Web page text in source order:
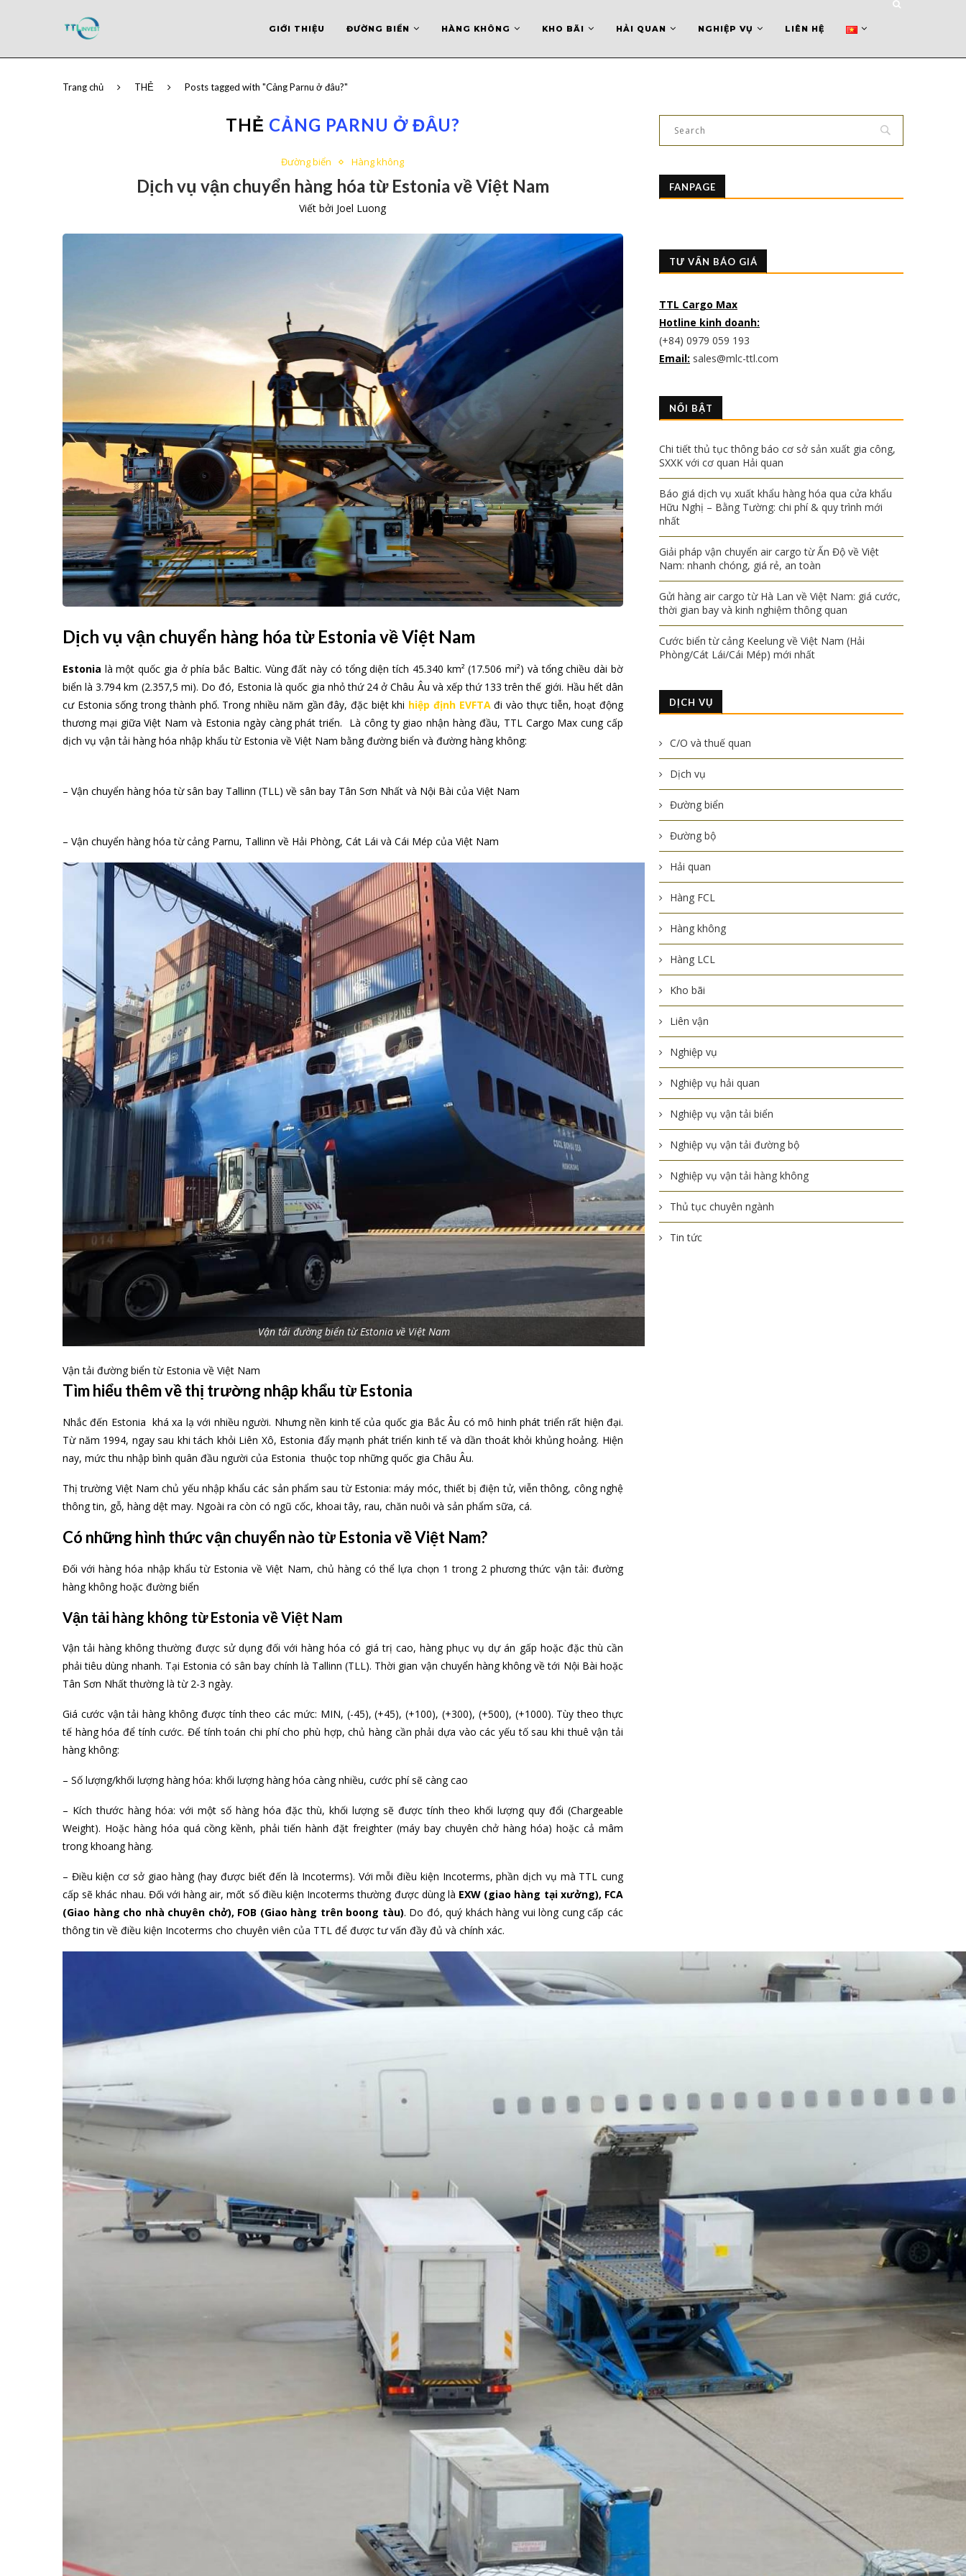
GIỚI THIỆU ĐƯỜNG BIỂN HÀNG KHÔNG KHO BÃI HẢI QUAN NGHIỆP VỤ LIÊN HỆ
Trang chủ THẺ Posts tagged with "Cảng Parnu ở đâu?"
THẺ CẢNG PARNU Ở ĐÂU?
Đường biển Hàng không
Dịch vụ vận chuyển hàng hóa từ Estonia về Việt Nam
Viết bởi Joel Luong
Dịch vụ vận chuyển hàng hóa từ Estonia về Việt Nam
Estonia là một quốc gia ở phía bắc Baltic. Vùng đất này có tổng diện tích 45.340 km² (17.506 mi²) và tổng chiều dài bờ
biển là 3.794 km (2.357,5 mi). Do đó, Estonia là quốc gia nhỏ thứ 24 ở Châu Âu và xếp thứ 133 trên thế giới. Hầu hết dân
cư Estonia sống trong thành phố. Trong nhiều năm gần đây, đặc biệt khi hiệp định EVFTAđi vào thực tiễn, hoạt động
thương mại giữa Việt Nam và Estonia ngày càng phát triển. Là công ty giao nhận hàng đầu, TTL Cargo Max cung cấp
dịch vụ vận tải hàng hóa nhập khẩu từ Estonia về Việt Nam bằng đường biển và đường hàng không:
– Vận chuyển hàng hóa từ sân bay Tallinn (TLL) về sân bay Tân Sơn Nhất và Nội Bài của Việt Nam
– Vận chuyển hàng hóa từ cảng Parnu, Tallinn về Hải Phòng, Cát Lái và Cái Mép của Việt Nam
Vận tải đường biển từ Estonia về Việt Nam
Vận tải đường biển từ Estonia về Việt Nam
Tìm hiểu thêm về thị trường nhập khẩu từ Estonia
Nhắc đến Estonia khá xa lạ với nhiều người. Nhưng nền kinh tế của quốc gia Bắc Âu có mô hinh phát triển rất hiện đại.
Từ năm 1994, ngay sau khi tách khỏi Liên Xô, Estonia đẩy mạnh phát triển kinh tế và dần thoát khỏi khủng hoảng. Hiện
nay, mức thu nhập bình quân đầu người của Estonia thuộc top những quốc gia Châu Âu.
Thị trường Việt Nam chủ yếu nhập khẩu các sản phẩm sau từ Estonia: máy móc, thiết bị điện tử, viễn thông, công nghệ
thông tin, gỗ, hàng dệt may. Ngoài ra còn có ngũ cốc, khoai tây, rau, chăn nuôi và sản phẩm sữa, cá.
Có những hình thức vận chuyển nào từ Estonia về Việt Nam?
Đối với hàng hóa nhập khẩu từ Estonia về Việt Nam, chủ hàng có thể lựa chọn 1 trong 2 phương thức vận tải: đường
hàng không hoặc đường biển
Vận tải hàng không từ Estonia về Việt Nam
Vận tải hàng không thường được sử dụng đối với hàng hóa có giá trị cao, hàng phục vụ dự án gấp hoặc đặc thù cần
phải tiêu dùng nhanh. Tại Estonia có sân bay chính là Tallinn (TLL). Thời gian vận chuyển hàng không về tới Nội Bài hoặc
Tân Sơn Nhất thường là từ 2-3 ngày.
Giá cước vận tải hàng không được tính theo các mức: MIN, (-45), (+45), (+100), (+300), (+500), (+1000). Tùy theo thực
tế hàng hóa để tính cước. Để tính toán chi phí cho phù hợp, chủ hàng cần phải dựa vào các yếu tố sau khi thuê vận tải
hàng không:
– Số lượng/khối lượng hàng hóa: khối lượng hàng hóa càng nhiều, cước phí sẽ càng cao
– Kích thước hàng hóa: với một số hàng hóa đặc thù, khối lượng sẽ được tính theo khối lượng quy đổi (Chargeable
Weight). Hoặc hàng hóa quá cồng kềnh, phải tiến hành đặt freighter (máy bay chuyên chở hàng hóa) hoặc cả mâm
trong khoang hàng.
– Điều kiện cơ sở giao hàng (hay được biết đến là Incoterms). Với mỗi điều kiện Incoterms, phần dịch vụ mà TTL cung
cấp sẽ khác nhau. Đối với hàng air, mốt số điều kiện Incoterms thường được dùng là EXW (giao hàng tại xưởng), FCA
(Giao hàng cho nhà chuyên chở), FOB (Giao hàng trên boong tàu). Do đó, quý khách hàng vui lòng cung cấp các
thông tin về điều kiện Incoterms cho chuyên viên của TTL để được tư vấn đầy đủ và chính xác.
FANPAGE
TƯ VẤN BÁO GIÁ
TTL Cargo Max
Hotline kinh doanh:
(+84) 0979 059 193
Email: sales@mlc-ttl.com
NỔI BẬT
Chi tiết thủ tục thông báo cơ sở sản xuất gia công,
SXXK với cơ quan Hải quan
Báo giá dịch vụ xuất khẩu hàng hóa qua cửa khẩu
Hữu Nghị – Bằng Tường: chi phí & quy trình mới
nhất
Giải pháp vận chuyển air cargo từ Ấn Độ về Việt
Nam: nhanh chóng, giá rẻ, an toàn
Gửi hàng air cargo từ Hà Lan về Việt Nam: giá cước,
thời gian bay và kinh nghiệm thông quan
Cước biển từ cảng Keelung về Việt Nam (Hải
Phòng/Cát Lái/Cái Mép) mới nhất
DỊCH VỤ
C/O và thuế quan
Dịch vụ
Đường biển
Đường bộ
Hải quan
Hàng FCL
Hàng không
Hàng LCL
Kho bãi
Liên vận
Nghiệp vụ
Nghiệp vụ hải quan
Nghiệp vụ vận tải biển
Nghiệp vụ vận tải đường bộ
Nghiệp vụ vận tải hàng không
Thủ tục chuyên ngành
Tin tức